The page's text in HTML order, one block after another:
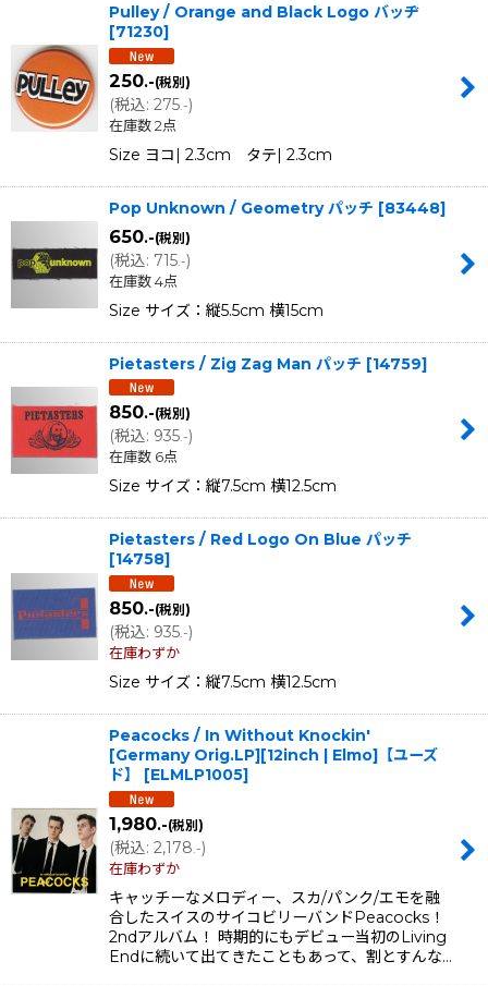
Pulley / Orange and Black Logo バッヂ
[71230]
250.-(税別)
(税込: 275 .-)
在庫数 2点
Size ヨコ| 2.3cm タテ| 2.3cm
Pop Unknown / Geometry パッチ [83448]
650.-(税別)
(税込: 715 .-)
在庫数 4点
Size サイズ：縦5.5cm 横15cm
Pietasters / Zig Zag Man パッチ [14759]
850.-(税別)
(税込: 935.-)
在庫数 6点
Size サイズ：縦7.5cm 横12.5cm
Pietasters / Red Logo On Blue パッチ
[14758]
850.-(税別)
(税込: 935.-)
在庫わずか
Size サイズ：縦7.5cm 横12.5cm
Peacocks / In Without Knockin'
[Germany Orig.LP][12inch | Elmo]【ユーズ
ド】
[ELMLP1005]
1,980.-(税別)
(税込: 2,178 .-)
在庫わずか
キャッチーなメロディー、スカ/パンク/エモを融
合したスイスのサイコビリーバンドPeacocks！
2ndアルバム！ 時期的にもデビュー当初のLiving
Endに続いて出てきたこともあって、割とすんな…